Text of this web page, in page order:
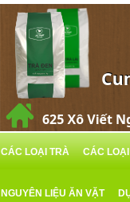
CÁC LOẠI TRÀ CÁC
NGUYÊN LIỆU ĂN VẶT